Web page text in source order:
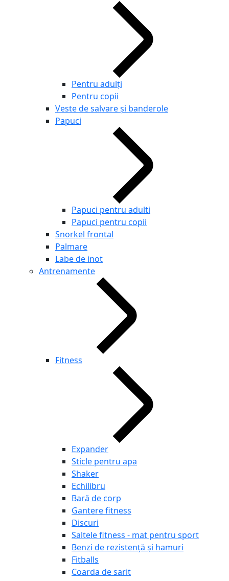
Pentru adulţi
Pentru copii
Veste de salvare și banderole
Papuci
Papuci pentru adulti
Papuci pentru copii
Snorkel frontal
Palmare
Labe de inot
Antrenamente
Fitness
Expander
Sticle pentru apa
Shaker
Echilibru
Bară de corp
Gantere fitness
Discuri
Saltele fitness - mat pentru sport
Benzi de rezistență și hamuri
Fitballs
Coarda de sarit